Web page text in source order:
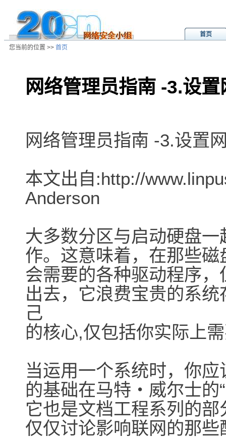
首页
您当前的位置 >> 首页
网络管理员指南 -3.设
网络管理员指南 -3.设置
本文出自:http://
Anderson
大多数分区与启动硬盘
作。这意味着，在那些
会需要的各种驱动程序
出去，它浪费宝贵的系
己
的核心,仅包括你实际上
当运用一个系统时，你
的基础在马特・威尔士的
它也是文档工程系列的
仅仅讨论影响联网的那些